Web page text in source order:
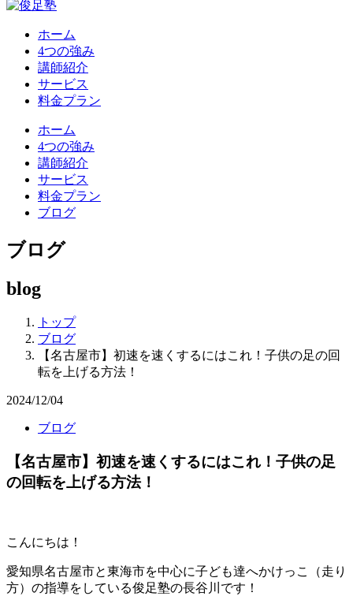
ホーム
4つの強み
講師紹介
サービス
料金プラン
ホーム
4つの強み
講師紹介
サービス
料金プラン
ブログ
ブログ
blog
トップ
ブログ
【名古屋市】初速を速くするにはこれ！子供の足の回
転を上げる方法！
2024/12/04
ブログ
【名古屋市】初速を速くするにはこれ！子供の足
の回転を上げる方法！
こんにちは！
愛知県名古屋市と東海市を中心に子ども達へかけっこ（走り
方）の指導をしている俊足塾の長谷川です！